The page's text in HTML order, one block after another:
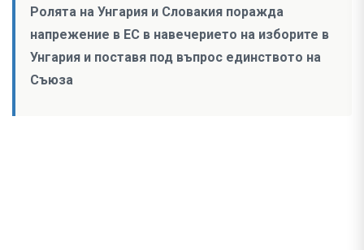
Ролята на Унгария и Словакия поражда
напрежение в ЕС в навечерието на изборите в
Унгария и поставя под въпрос единството на
Съюза